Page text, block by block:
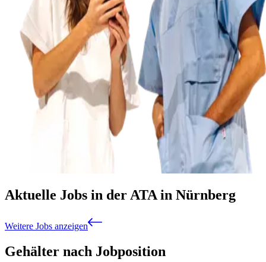
Aktuelle Jobs in der ATA in Nürnberg
Weitere Jobs anzeigen
Gehälter nach Jobposition